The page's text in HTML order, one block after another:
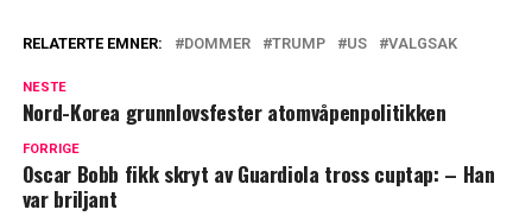
RELATERTE EMNER: DOMMER TRUMP US VALGSAK
NESTE
Nord-Korea grunnlovsfester atomvåpenpolitikken
FORRIGE
Oscar Bobb fikk skryt av Guardiola tross cuptap: – Han
var briljant